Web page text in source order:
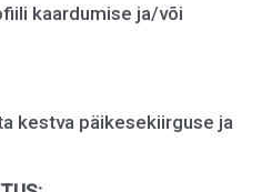
kaardumise ja/või
kestva päikesekiirguse ja